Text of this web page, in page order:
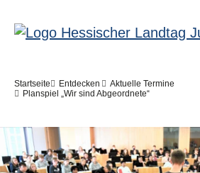
Pfadnavigation
Startseite Entdecken
Aktuelle Termine
Planspiel „Wir sind Abgeordnete“
Bilddatei